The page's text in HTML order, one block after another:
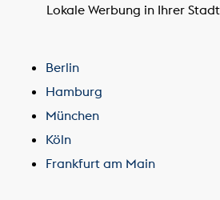
Lokale Werbung in Ihrer
Berlin
Hamburg
München
Köln
Frankfurt am Main